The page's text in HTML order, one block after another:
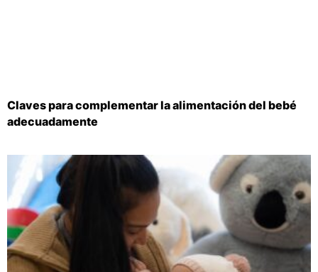
Claves para complementar la alimentación del bebé
adecuadamente